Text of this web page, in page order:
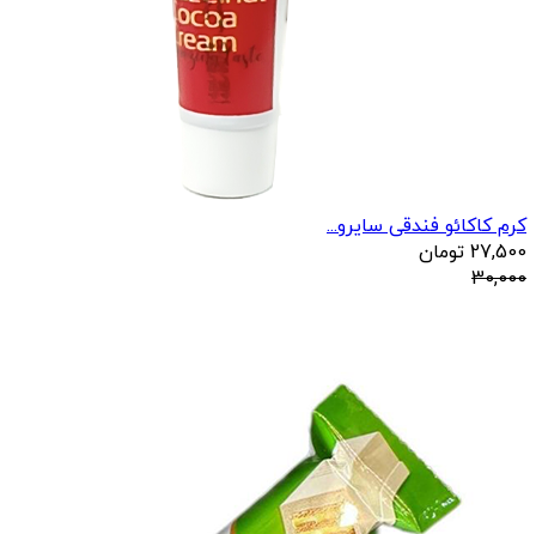
کرم کاکائو فندقی سایرو...
27,500 تومان
30,000